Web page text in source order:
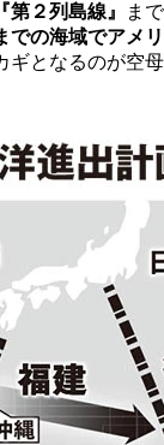
『第２列島線』
まで
での海域でアメリ
ギとなるのが空母